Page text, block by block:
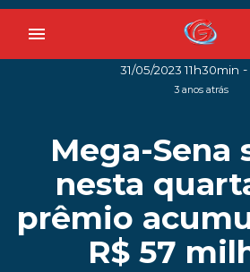
menu
31/05/2023 11h30min -
3 anos atrás
Mega-Sena
nesta
prêmio
R$ 57